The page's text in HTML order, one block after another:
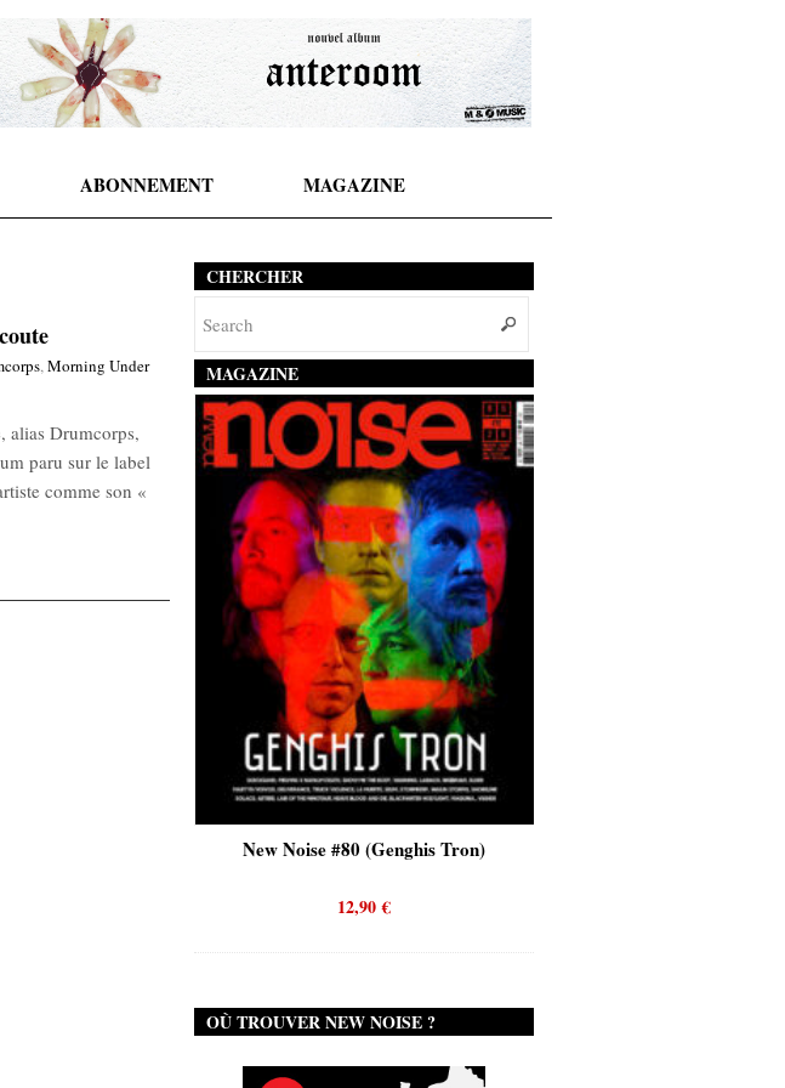
ABONNEMENT MAGAZINE
,Morning Under
alias Drumcorps,
paru sur le label
comme son «
CHERCHER
MAGAZINE
New Noise #80 (Genghis Tron)
12,90€
OÙ TROUVER NEW NOISE ?